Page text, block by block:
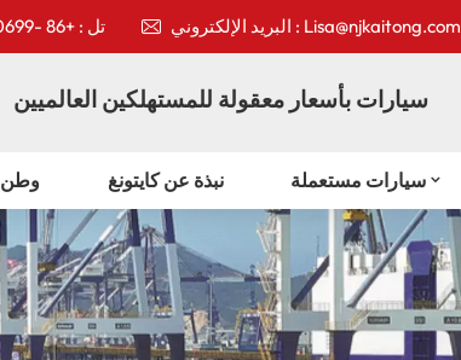
تل : +86 -13611580699 البريد الإلكتروني : Lisa@njkaitong.com
سيارات بأسعار معقولة للمستهلكين العالميين
وطن نبذة عن كايتونغ سيارات مستعملة